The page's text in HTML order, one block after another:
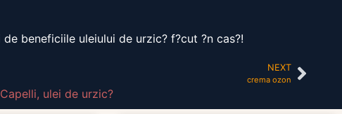
beneficiile uleiului de urzic? f?cut ?n cas?!
NEXT
crema ozon
, ulei de urzic?